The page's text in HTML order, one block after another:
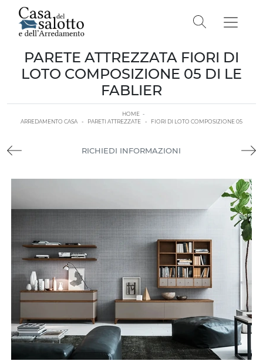
PARETE ATTREZZATA FIORI DI
LOTO COMPOSIZIONE 05 DI LE
FABLIER
HOME -
ARREDAMENTO CASA
- PARETI ATTREZZATE - FIORI DI LOTO COMPOSIZIONE 05
RICHIEDI INFORMAZIONI